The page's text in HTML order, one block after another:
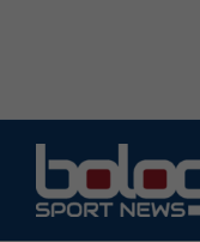
contenuto